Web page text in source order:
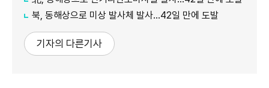
북, 동해상으로 미상 발사체 발사…42일 만에 도발
기자의 다른기사